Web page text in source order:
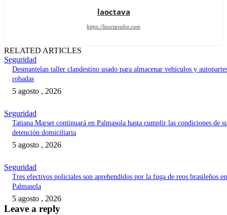
laoctava
https://laoctavabo.com
RELATED ARTICLES
Seguridad
Desmantelan taller clandestino usado para almacenar vehículos y
robadas
5 agosto , 2026
Seguridad
Tatiana Marset continuará en Palmasola hasta cumplir las condiciones de
detención domiciliaria
5 agosto , 2026
Seguridad
Tres efectivos policiales son aprehendidos por la fuga de reos brasileños en
Palmasola
5 agosto , 2026
Leave a reply